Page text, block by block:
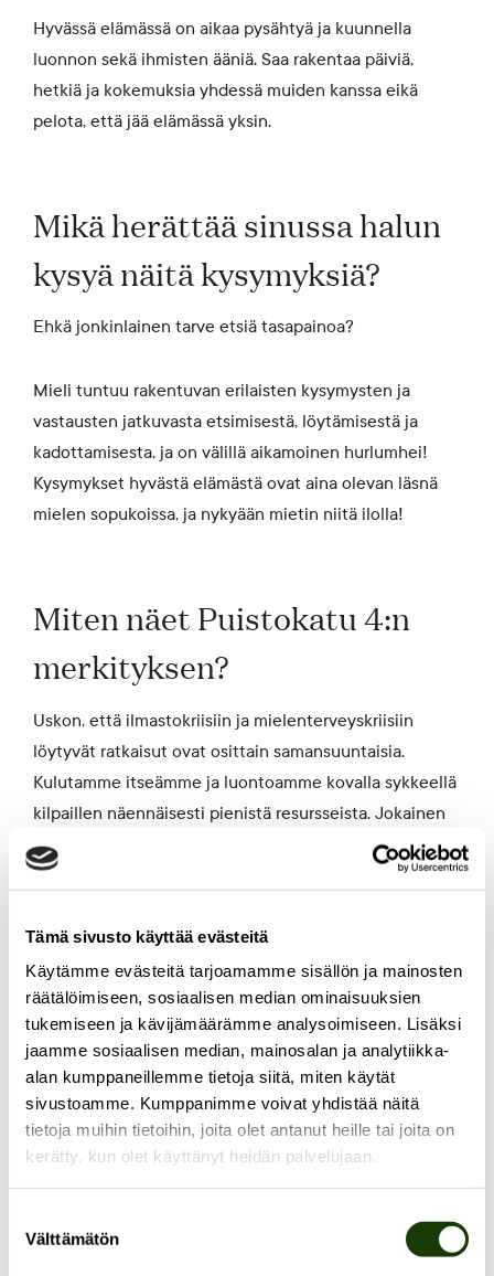
Tämä sivusto käyttää evästeitä
Käytämme evästeitä tarjoamamme sisällön ja mainosten
räätälöimiseen, sosiaalisen median ominaisuuksien
tukemiseen ja kävijämäärämme analysoimiseen. Lisäksi
jaamme sosiaalisen median, mainosalan ja analytiikka-
alan kumppaneillemme tietoja siitä, miten käytät
sivustoamme. Kumppanimme voivat yhdistää näitä
tietoja muihin tietoihin, joita olet antanut heille tai joita on
kerätty, kun olet käyttänyt heidän palvelujaan.
valinta
Välttämätön
Hyvässä elämässä on aikaa pysähtyä ja kuunnella
luonnon sekä ihmisten ääniä. Saa rakentaa päiviä,
hetkiä ja kokemuksia yhdessä muiden kanssa eikä
pelota, että jää elämässä yksin.
Mikä herättää sinussa halun
kysyä näitä kysymyksiä?
Ehkä jonkinlainen tarve etsiä tasapainoa?
Mieli tuntuu rakentuvan erilaisten kysymysten ja
vastausten jatkuvasta etsimisestä, löytämisestä ja
kadottamisesta, ja on välillä aikamoinen hurlumhei!
Kysymykset hyvästä elämästä ovat aina olevan läsnä
mielen sopukoissa, ja nykyään mietin niitä ilolla!
Miten näet Puistokatu 4:n
merkityksen?
Uskon, että ilmastokriisiin ja mielenterveyskriisiin
löytyvät ratkaisut ovat osittain samansuuntaisia.
Kulutamme itseämme ja luontoamme kovalla sykkeellä
kilpaillen näennäisesti pienistä resursseista. Jokainen
väsyy joskus, on heikko ja tarvitsee apua pysyäkseen
kyydissä. Tekee meille hyvää miettiä, miten voimme
vain harvoille.
Millaiselta tuntuu rakentaa
yhteisöä?
Olen onnellisimmillani kun saan rakentaa parempaa
enkä enää häpeä sitä. Yhteisön rakentaminen on